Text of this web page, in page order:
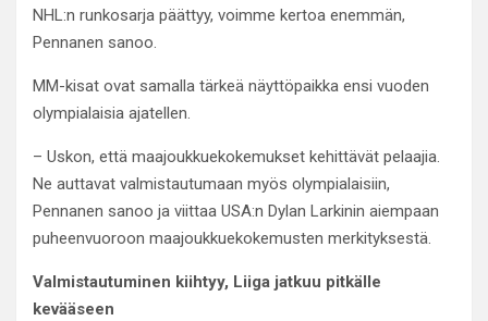
NHL:n runkosarja päättyy, voimme kertoa enemmän,
Pennanen sanoo.
MM-kisat ovat samalla tärkeä näyttöpaikka ensi vuoden
olympialaisia ajatellen.
– Uskon, että maajoukkuekokemukset kehittävät pelaajia.
Ne auttavat valmistautumaan myös olympialaisiin,
Pennanen sanoo ja viittaa USA:n Dylan Larkinin aiempaan
puheenvuoroon maajoukkuekokemusten merkityksestä.
Valmistautuminen kiihtyy, Liiga jatkuu pitkälle
kevääseen